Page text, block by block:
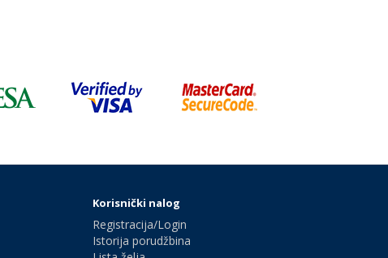
Korisnički nalog
Registracija/Login
Istorija porudžbina